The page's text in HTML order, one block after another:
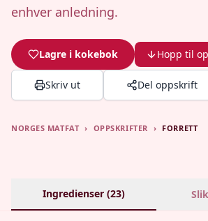
enhver anledning.
Lagre i kokebok Hopp til
Skriv ut Del oppskrift
NORGES MATFAT › OPPSKRIFTER › FORRETT
Ingredienser (23)